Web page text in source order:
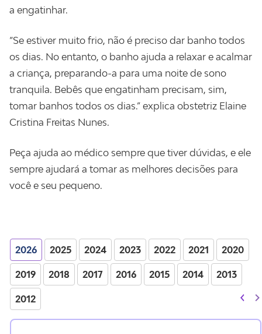
a engatinhar.
“Se estiver muito frio, não é preciso dar banho todos
os dias. No entanto, o banho ajuda a relaxar e acalmar
a criança, preparando-a para uma noite de sono
tranquila. Bebês que engatinham precisam, sim,
tomar banhos todos os dias.” explica obstetriz Elaine
Cristina Freitas Nunes.
Peça ajuda ao médico sempre que tiver dúvidas, e ele
sempre ajudará a tomar as melhores decisões para
você e seu pequeno.
2026 2025 2024 2023 2022 2021 2020
2019 2018 2017 2016 2015 2014 2013
2012